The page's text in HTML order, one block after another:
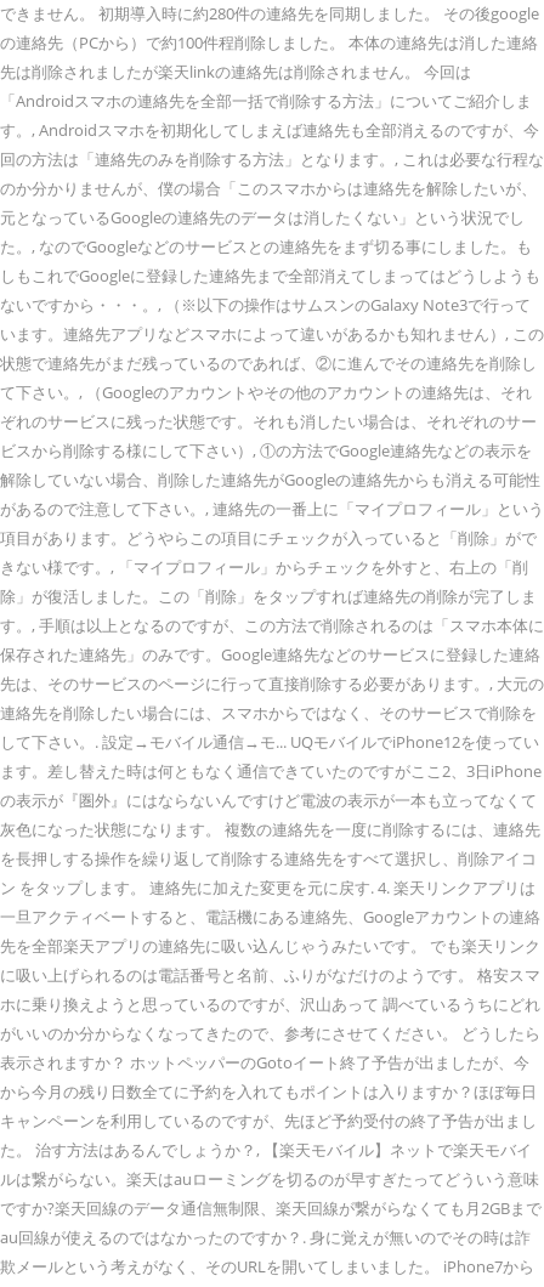
できません。 初期導入時に約280件の連絡先を同期しました。 その後google
の連絡先（PCから）で約100件程削除しました。 本体の連絡先は消した連絡
先は削除されましたが楽天linkの連絡先は削除されません。 今回は
「Androidスマホの連絡先を全部一括で削除する方法」についてご紹介しま
す。, Androidスマホを初期化してしまえば連絡先も全部消えるのですが、今
回の方法は「連絡先のみを削除する方法」となります。, これは必要な行程な
のか分かりませんが、僕の場合「このスマホからは連絡先を解除したいが、
元となっているGoogleの連絡先のデータは消したくない」という状況でし
た。, なのでGoogleなどのサービスとの連絡先をまず切る事にしました。も
しもこれでGoogleに登録した連絡先まで全部消えてしまってはどうしようも
ないですから・・・。, （※以下の操作はサムスンのGalaxy Note3で行って
います。連絡先アプリなどスマホによって違いがあるかも知れません）, この
状態で連絡先がまだ残っているのであれば、②に進んでその連絡先を削除し
て下さい。, （Googleのアカウントやその他のアカウントの連絡先は、それ
ぞれのサービスに残った状態です。それも消したい場合は、それぞれのサー
ビスから削除する様にして下さい）, ①の方法でGoogle連絡先などの表示を
解除していない場合、削除した連絡先がGoogleの連絡先からも消える可能性
があるので注意して下さい。, 連絡先の一番上に「マイプロフィール」という
項目があります。どうやらこの項目にチェックが入っていると「削除」がで
きない様です。, 「マイプロフィール」からチェックを外すと、右上の「削
除」が復活しました。この「削除」をタップすれば連絡先の削除が完了しま
す。, 手順は以上となるのですが、この方法で削除されるのは「スマホ本体に
保存された連絡先」のみです。Google連絡先などのサービスに登録した連絡
先は、そのサービスのページに行って直接削除する必要があります。, 大元の
連絡先を削除したい場合には、スマホからではなく、そのサービスで削除を
して下さい。. 設定→モバイル通信→モ... UQモバイルでiPhone12を使ってい
ます。差し替えた時は何ともなく通信できていたのですがここ2、3日iPhone
の表示が『圏外』にはならないんですけど電波の表示が一本も立ってなくて
灰色になった状態になります。 複数の連絡先を一度に削除するには、連絡先
を長押しする操作を繰り返して削除する連絡先をすべて選択し、削除アイコ
ン をタップします。 連絡先に加えた変更を元に戻す. 4. 楽天リンクアプリは
一旦アクティベートすると、電話機にある連絡先、Googleアカウントの連絡
先を全部楽天アプリの連絡先に吸い込んじゃうみたいです。 でも楽天リンク
に吸い上げられるのは電話番号と名前、ふりがなだけのようです。 格安スマ
ホに乗り換えようと思っているのですが、沢山あって 調べているうちにどれ
がいいのか分からなくなってきたので、参考にさせてください。 どうしたら
表示されますか？ ホットペッパーのGotoイート終了予告が出ましたが、今
から今月の残り日数全てに予約を入れてもポイントは入りますか？ほぼ毎日
キャンペーンを利用しているのですが、先ほど予約受付の終了予告が出まし
た。 治す方法はあるんでしょうか？, 【楽天モバイル】ネットで楽天モバイ
ルは繋がらない。楽天はauローミングを切るのが早すぎたってどういう意味
ですか?楽天回線のデータ通信無制限、楽天回線が繋がらなくても月2GBまで
au回線が使えるのではなかったのですか？. 身に覚えが無いのでその時は詐
欺メールという考えがなく、そのURLを開いてしまいました。 iPhone7から